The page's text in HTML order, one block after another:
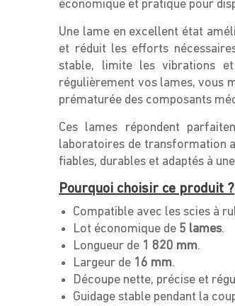
économique et pratique pour
Une lame en excellent état
et réduit les efforts
stable, limite les vibrations
régulièrement vos lames, vous
prématurée des composants
Ces lames répondent
laboratoires de transformation
fiables, durables et adaptés à
Pourquoi choisir ce produit ?
Compatible avec les scies à
Lot économique de 5 lames.
Longueur de 1 820 mm.
Largeur de 16 mm.
Découpe nette, précise et
Guidage stable pendant la